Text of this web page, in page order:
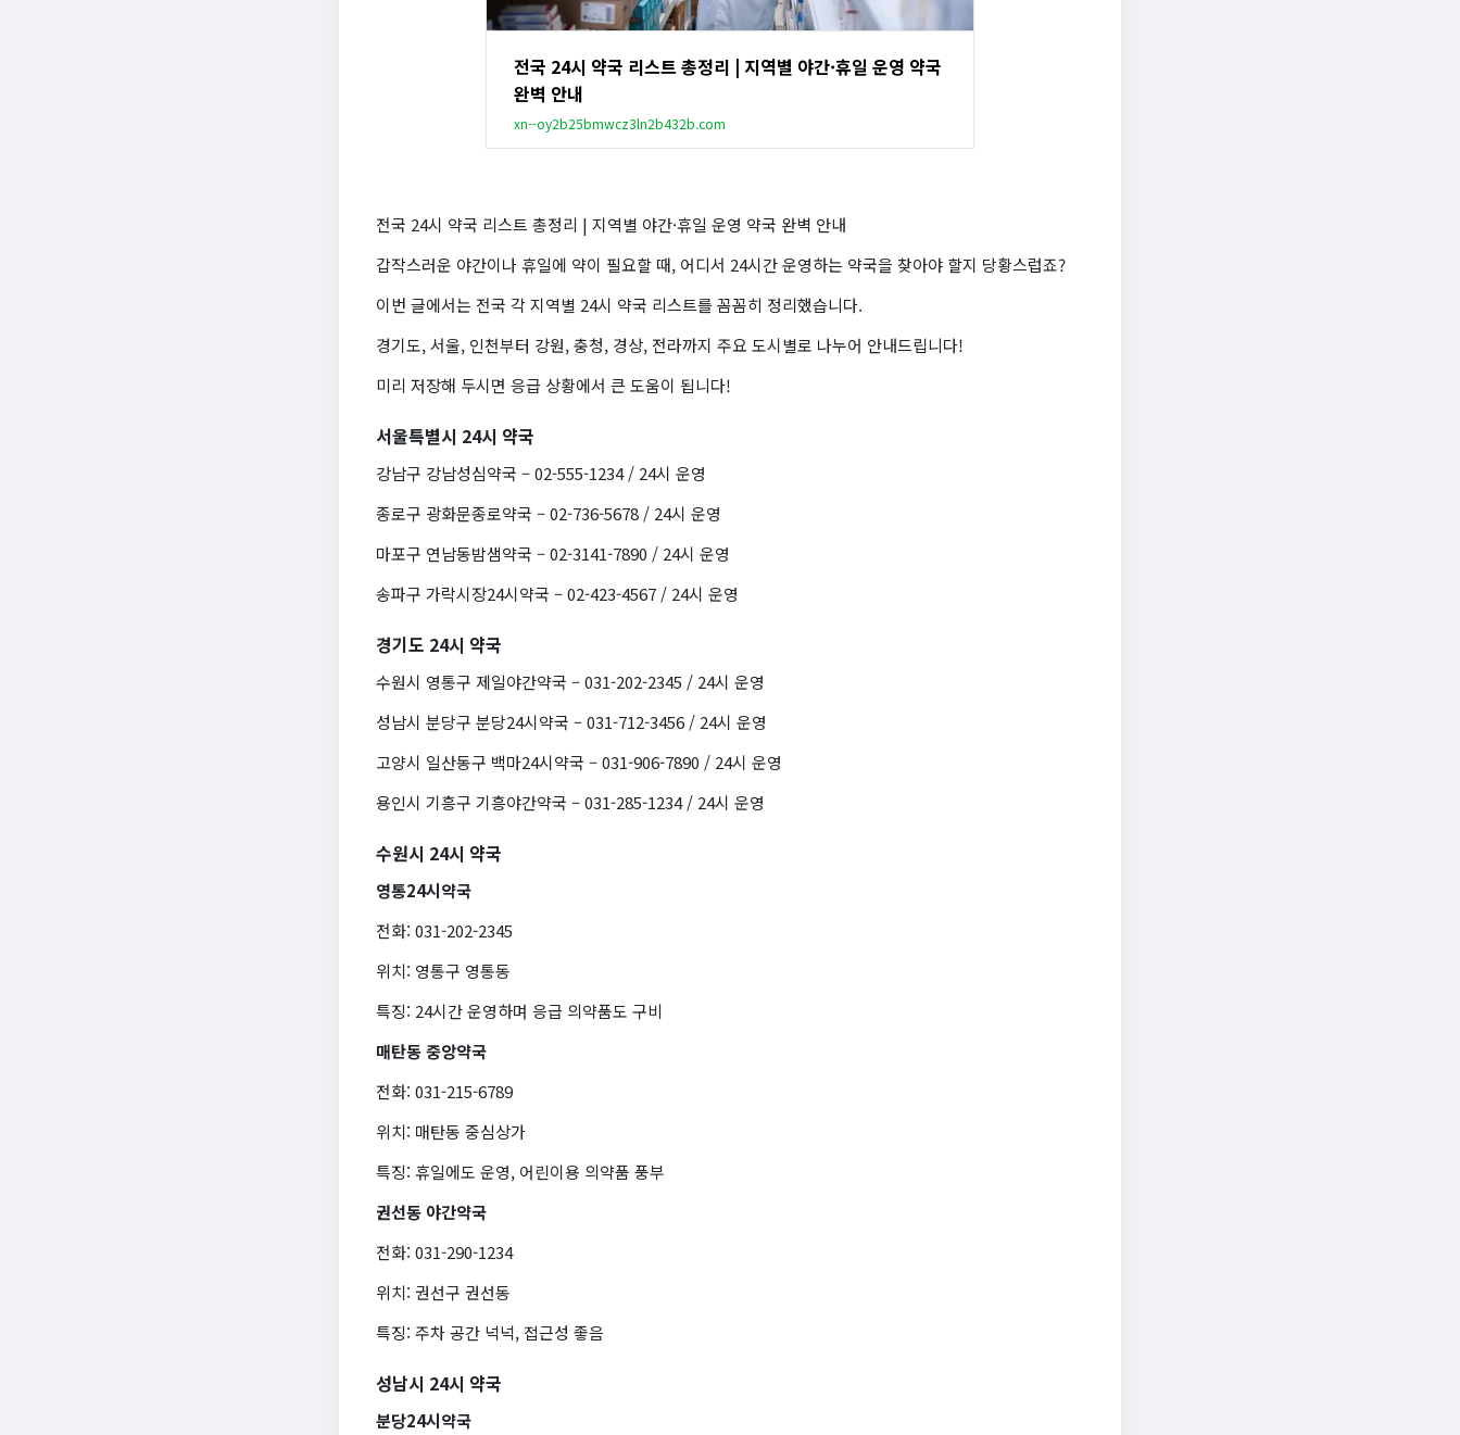
전국 24시 약국 리스트 총정리 | 지역별 야간·휴일 운영 약국
완벽 안내
xn--oy2b25bmwcz3ln2b432b.com
전국 24시 약국 리스트 총정리 | 지역별 야간·휴일 운영 약국 완벽 안내
갑작스러운 야간이나 휴일에 약이 필요할 때, 어디서 24시간 운영하는 약국을 찾아야 할지 당황스럽죠?
이번 글에서는 전국 각 지역별 24시 약국 리스트를 꼼꼼히 정리했습니다.
경기도, 서울, 인천부터 강원, 충청, 경상, 전라까지 주요 도시별로 나누어 안내드립니다!
미리 저장해 두시면 응급 상황에서 큰 도움이 됩니다!
서울특별시 24시 약국
강남구 강남성심약국 – 02-555-1234 / 24시 운영
종로구 광화문종로약국 – 02-736-5678 / 24시 운영
마포구 연남동밤샘약국 – 02-3141-7890 / 24시 운영
송파구 가락시장24시약국 – 02-423-4567 / 24시 운영
경기도 24시 약국
수원시 영통구 제일야간약국 – 031-202-2345 / 24시 운영
성남시 분당구 분당24시약국 – 031-712-3456 / 24시 운영
고양시 일산동구 백마24시약국 – 031-906-7890 / 24시 운영
용인시 기흥구 기흥야간약국 – 031-285-1234 / 24시 운영
수원시 24시 약국
영통24시약국
전화: 031-202-2345
위치: 영통구 영통동
특징: 24시간 운영하며 응급 의약품도 구비
매탄동 중앙약국
전화: 031-215-6789
위치: 매탄동 중심상가
특징: 휴일에도 운영, 어린이용 의약품 풍부
권선동 야간약국
전화: 031-290-1234
위치: 권선구 권선동
특징: 주차 공간 넉넉, 접근성 좋음
성남시 24시 약국
분당24시약국